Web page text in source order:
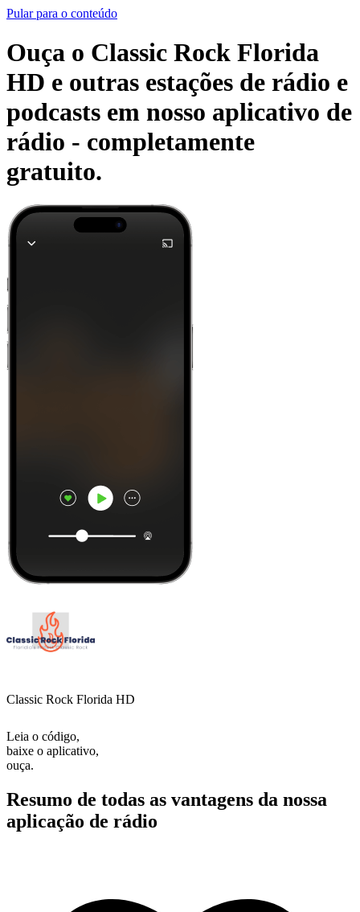
Pular para o conteúdo
Ouça o Classic Rock Florida
HD e outras estações de rádio e
podcasts em nosso aplicativo de
rádio - completamente
gratuito.
Classic Rock Florida HD
Leia o código,
baixe o aplicativo,
ouça.
Resumo de todas as vantagens da nossa
aplicação de rádio